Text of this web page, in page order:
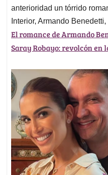
anterioridad un tórrido
Interior, Armando
El romance de Armando
Saray Robayo: revolcón en